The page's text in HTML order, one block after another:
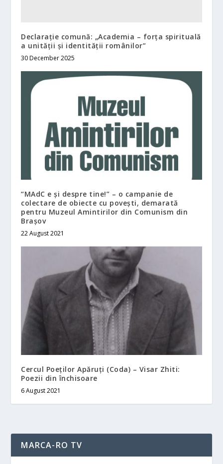
Declarație comună: „Academia – forța spirituală
a unității și identității românilor”
30 December 2025
“MAdC e și despre tine!” – o campanie de
colectare de obiecte cu povești, demarată
pentru Muzeul Amintirilor din Comunism din
Brașov
22 August 2021
Cercul Poeților Apăruți (Coda) – Visar Zhiti:
Poezii din închisoare
6 August 2021
MARCA-RO TV